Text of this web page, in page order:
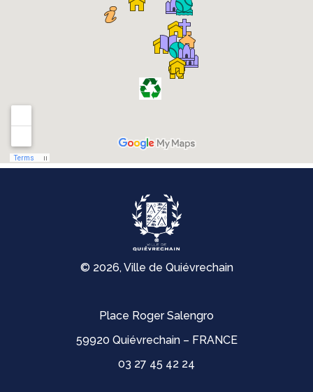
© 2026, Ville de Quiévrechain
Place Roger Salengro
59920 Quiévrechain – FRANCE
03 27 45 42 24